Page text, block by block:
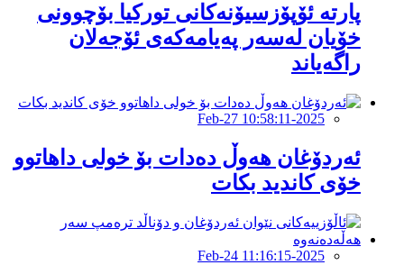
پارتە ئۆپۆزسیۆنەکانى تورکیا بۆچوونى
خۆیان لەسەر پەیامەکەى ئۆجەلان
راگەیاند
2025-Feb-27 10:58:11
ئەردۆغان هەوڵ دەدات بۆ خولی داهاتوو
خۆی كاندید بكات
2025-Feb-24 11:16:15